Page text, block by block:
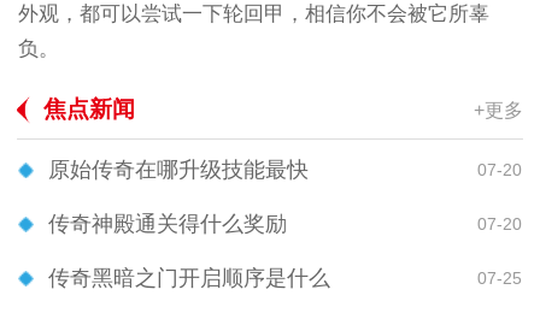
外观，都可以尝试一下轮回甲，相信你不会被它所辜
负。
焦点新闻 +更多
原始传奇在哪升级技能最快 07-20
传奇神殿通关得什么奖励 07-20
传奇黑暗之门开启顺序是什么 07-25